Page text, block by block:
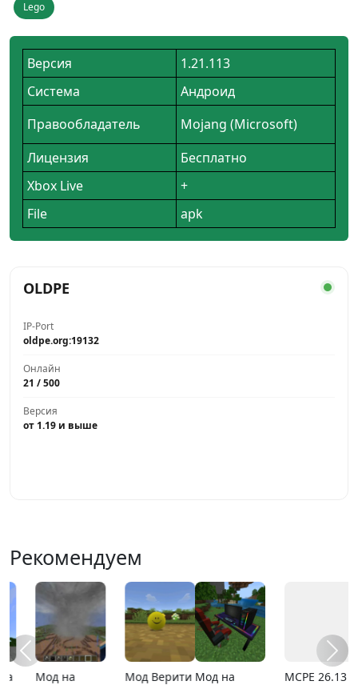
Lego
Версия
1.21.113
Система
Андроид
Правообладатель
Mojang (Microsoft)
Лицензия
Бесплатно
Xbox Live
+
File
apk
OLDPE
IP-Port
oldpe.org:19132
Онлайн
21 / 500
Версия
от 1.19 и выше
Рекомендуем
Мод на
MCPE 26.13 MCPE 26.1 Карта ада